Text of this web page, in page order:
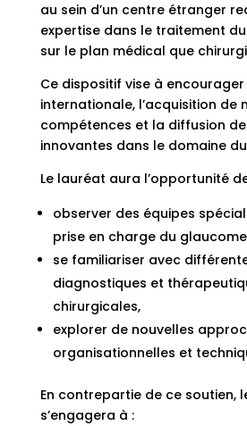
au sein d’un centre étranger
expertise dans le traitement
sur le plan médical que
Ce dispositif vise à encourager
internationale, l’acquisition de
compétences et la diffusion
innovantes dans le domaine
Le lauréat aura l’opportunité
observer des équipes
prise en charge du
se familiariser avec
diagnostiques et
chirurgicales,
explorer de nouvelles
organisationnelles et
En contrepartie de ce soutien,
s’engagera à :